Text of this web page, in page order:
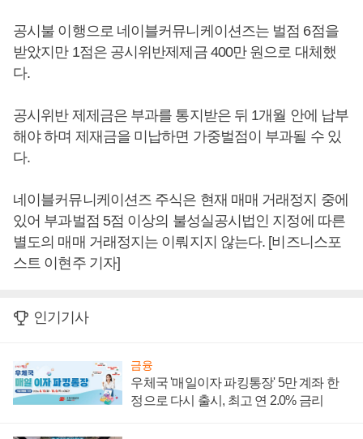
공시불 이행으로 네이블커뮤니케이션즈는 벌점 6점을
받았지만 1점은 공시위반제제금 400만 원으로 대체했
다.
공시위반 제제금은 부과를 통지받은 뒤 1개월 안에 납부
해야 하며 제재금을 미납하면 가중벌점이 부과될 수 있
다.
네이블커뮤니케이션즈 주식은 현재 매매 거래정지 중에
있어 부과벌점 5점 이상의 불성실공시법인 지정에 따른
별도의 매매 거래정지는 이뤄지지 않는다. [비즈니스포
스트 이현주 기자]
인기기사
금융
우체국 '매일이자 파킹통장' 5만 계좌 한
정으로 다시 출시, 최고 연 2.0% 금리